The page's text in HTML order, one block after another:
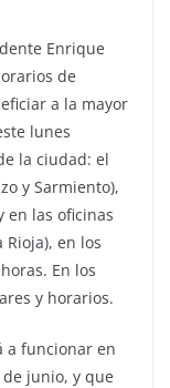
Enrique
de
a la mayor
lunes
la ciudad: el
y Sarmiento),
en las oficinas
Rioja), en los
En los
y horarios.
a funcionar en
junio, y que